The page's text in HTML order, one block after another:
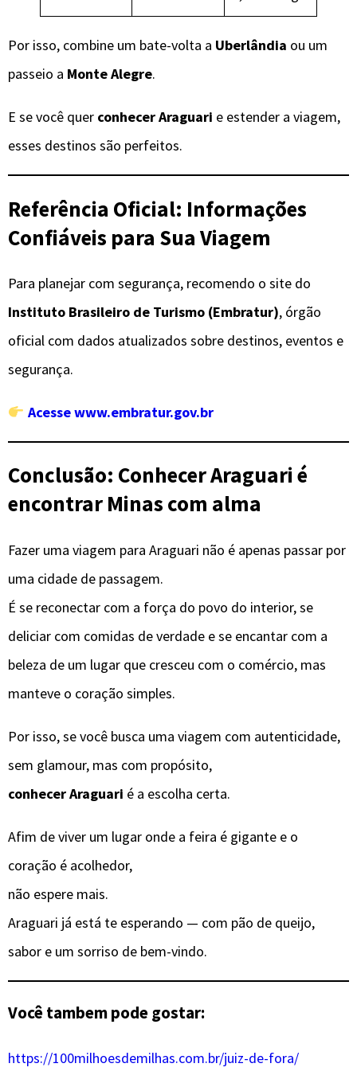
Por isso, combine um bate-volta a Uberlândia ou um
passeio a Monte Alegre.
E se você quer conhecer Araguari e estender a viagem,
esses destinos são perfeitos.
Referência Oficial: Informações
Confiáveis para Sua Viagem
Para planejar com segurança, recomendo o site do
Instituto Brasileiro de Turismo (Embratur), órgão
oficial com dados atualizados sobre destinos, eventos e
segurança.
Acesse www.embratur.gov.br
Conclusão: Conhecer Araguari é
encontrar Minas com alma
Fazer uma viagem para Araguari não é apenas passar por
uma cidade de passagem.
É se reconectar com a força do povo do interior, se
deliciar com comidas de verdade e se encantar com a
beleza de um lugar que cresceu com o comércio, mas
manteve o coração simples.
Por isso, se você busca uma viagem com autenticidade,
sem glamour, mas com propósito,
conhecer Araguari é a escolha certa.
Afim de viver um lugar onde a feira é gigante e o
coração é acolhedor,
não espere mais.
Araguari já está te esperando — com pão de queijo,
sabor e um sorriso de bem-vindo.
Você tambem pode gostar:
https://100milhoesdemilhas.com.br/juiz-de-fora/